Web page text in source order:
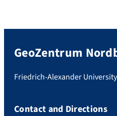
GeoZentrum
Friedrich-Alexander
Contact and Directions